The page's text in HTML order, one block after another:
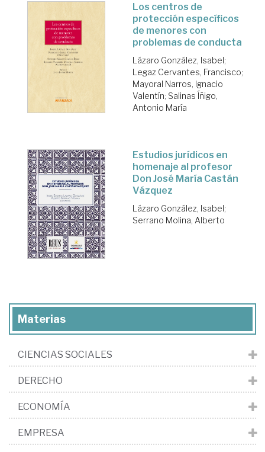
Los centros de
protección específicos
de menores con
problemas de conducta
Lázaro González, Isabel;
Legaz Cervantes, Francisco;
Mayoral Narros, Ignacio
Valentín; Salinas Íñigo,
Antonio María
Estudios jurídicos en
homenaje al profesor
Don José María Castán
Vázquez
Lázaro González, Isabel;
Serrano Molina, Alberto
Materias
CIENCIAS SOCIALES
DERECHO
ECONOMÍA
EMPRESA